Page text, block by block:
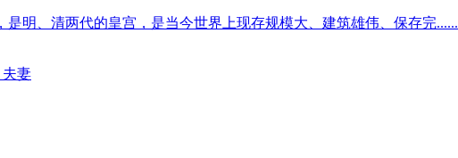
是明、清两代的皇宫，是当今世界上现存规模大、建筑雄伟、保存完......
夫妻